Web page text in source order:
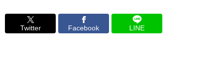
Twitter Facebook LINE